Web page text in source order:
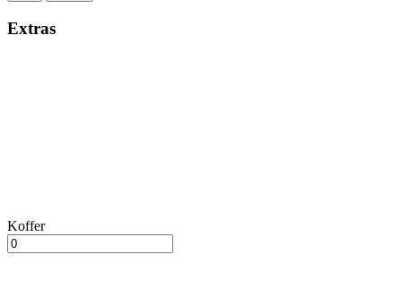
Extras
Koffer